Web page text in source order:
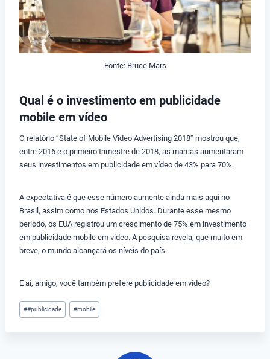
Fonte: Bruce Mars
Qual é o investimento em publicidade
mobile em vídeo
O relatório “State of Mobile Video Advertising 2018” mostrou que,
entre 2016 e o primeiro trimestre de 2018, as marcas aumentaram
seus investimentos em publicidade em vídeo de 43% para 70%.
A expectativa é que esse número aumente ainda mais aqui no
Brasil, assim como nos Estados Unidos. Durante esse mesmo
período, os EUA registrou um crescimento de 75% em investimento
em publicidade mobile em vídeo. A pesquisa revela, que muito em
breve, o mundo alcançará os níveis do país.
E aí, amigo, você também prefere publicidade em vídeo?
Tags
do
##publicidade #mobile